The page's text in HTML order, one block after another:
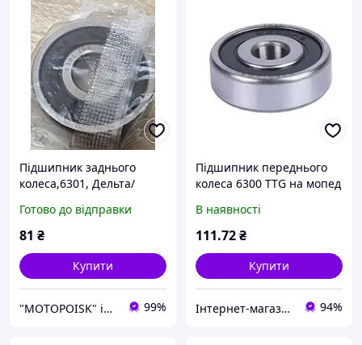
Підшипник заднього
колеса,6301, Дельта/
Готово до відправки
81 ₴
Купити
"MOTOPOISK" інтернет-магазин мотозапчастин та аксесуарів 99%
Підшипник переднього
колеса 6300 TTG на мопед
В наявності
111.72₴
Купити
Інтернет-магазин TT AGRO MOTO 94%